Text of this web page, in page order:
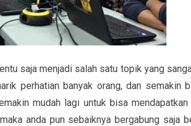
saja menjadi salah satu topik yang
perhatian banyak orang, dan semakin
mudah lagi untuk bisa
anda pun sebaiknya bergabung saja